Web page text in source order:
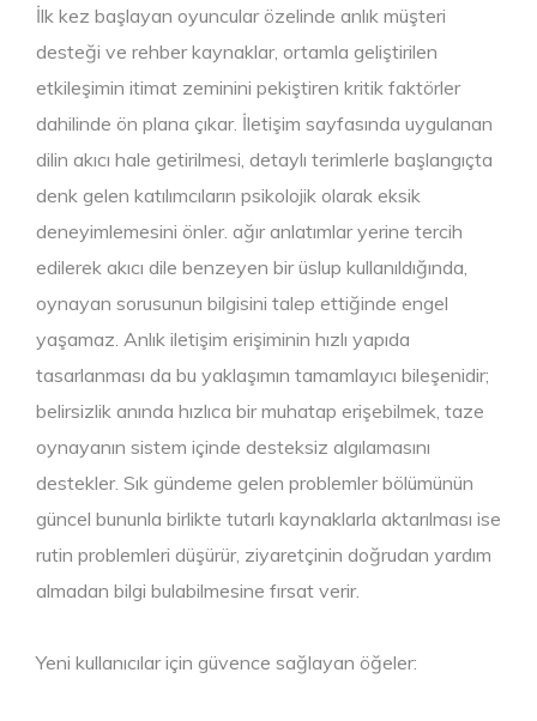
İlk kez başlayan oyuncular özelinde anlık müşteri
desteği ve rehber kaynaklar, ortamla geliştirilen
etkileşimin itimat zeminini pekiştiren kritik faktörler
dahilinde ön plana çıkar. İletişim sayfasında uygulanan
dilin akıcı hale getirilmesi, detaylı terimlerle başlangıçta
denk gelen katılımcıların psikolojik olarak eksik
deneyimlemesini önler. ağır anlatımlar yerine tercih
edilerek akıcı dile benzeyen bir üslup kullanıldığında,
oynayan sorusunun bilgisini talep ettiğinde engel
yaşamaz. Anlık iletişim erişiminin hızlı yapıda
tasarlanması da bu yaklaşımın tamamlayıcı bileşenidir;
belirsizlik anında hızlıca bir muhatap erişebilmek, taze
oynayanın sistem içinde desteksiz algılamasını
destekler. Sık gündeme gelen problemler bölümünün
güncel bununla birlikte tutarlı kaynaklarla aktarılması ise
rutin problemleri düşürür, ziyaretçinin doğrudan yardım
almadan bilgi bulabilmesine fırsat verir.
Yeni kullanıcılar için güvence sağlayan öğeler: